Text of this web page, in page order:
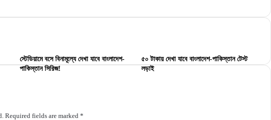
স্টেডিয়ামে বসে বিনামূল্যে দেখা যাবে বাংলাদেশ-
পাকিস্তান সিরিজ!
৫০ টাকায় দেখা যাবে বাংলাদেশ-পাকিস্তান টেস্ট
লড়াই
Required fields are marked *